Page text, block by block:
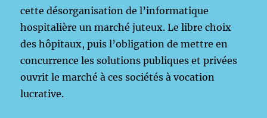
cette désorganisation de l’informatique
hospitalière un marché juteux. Le libre choix
des hôpitaux, puis l’obligation de mettre en
concurrence les solutions publiques et privées
ouvrit le marché à ces sociétés à vocation
lucrative.